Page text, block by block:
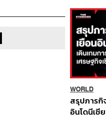
WORLD
สรุปภารกิ
อินโดนีเซี